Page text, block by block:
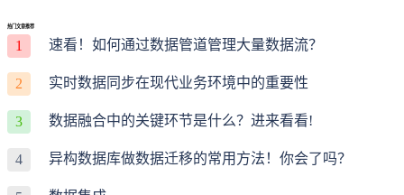
热门文章推荐
1 速看！如何通过数据管道管理大量数据流？
2 实时数据同步在现代业务环境中的重要性
3 数据融合中的关键环节是什么？进来看看!
4 异构数据库做数据迁移的常用方法！你会了吗？